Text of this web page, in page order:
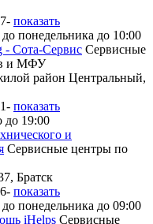
показать
понедельника до 10:00
- Сота-Сервис Сервисные
и МФУ
район Центральный,
показать
до 19:00
и
Сервисные центры по
Братск
показать
понедельника до 09:00
iHelps Сервисные